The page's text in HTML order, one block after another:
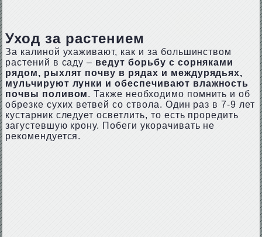
Уход за растением
За калиной ухаживают, как и за большинством
растений в саду – ведут борьбу с сорняками
рядом, рыхлят почву в рядах и междурядьях,
мульчируют лунки и обеспечивают влажность
почвы поливом. Также необходимо помнить и об
обрезке сухих ветвей со ствола. Один раз в 7-9 лет
кустарник следует осветлить, то есть проредить
загустевшую крону. Побеги укорачивать не
рекомендуется.